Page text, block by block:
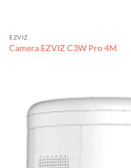
EZVIZ
Camera EZVIZ C3W Pro 4M